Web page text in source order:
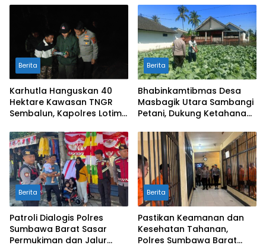
Kuranji Dalang
Berita
Karhutla Hanguskan 40
Hektare Kawasan TNGR
Sembalun, Kapolres Lotim
Api
Berita
Bhabinkamtibmas Desa
Masbagik Utara Sambangi
Petani, Dukung Ketahanan
Pangan
Berita
Patroli Dialogis Polres
Sumbawa Barat Sasar
Permukiman dan Jalur
Berita
Pastikan Keamanan dan
Kesehatan Tahanan,
Polres Sumbawa Barat